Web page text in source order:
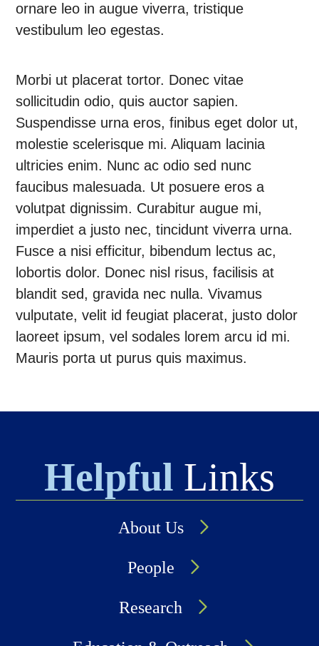
ornare leo in augue viverra, tristique
vestibulum leo egestas.
Morbi ut placerat tortor. Donec vitae
sollicitudin odio, quis auctor sapien.
Suspendisse urna eros, finibus eget dolor ut,
molestie scelerisque mi. Aliquam lacinia
ultricies enim. Nunc ac odio sed nunc
faucibus malesuada. Ut posuere eros a
volutpat dignissim. Curabitur augue mi,
imperdiet a justo nec, tincidunt viverra urna.
Fusce a nisi efficitur, bibendum lectus ac,
lobortis dolor. Donec nisl risus, facilisis at
blandit sed, gravida nec nulla. Vivamus
vulputate, velit id feugiat placerat, justo dolor
laoreet ipsum, vel sodales lorem arcu id mi.
Mauris porta ut purus quis maximus.
Helpful Links
About Us
People
Research